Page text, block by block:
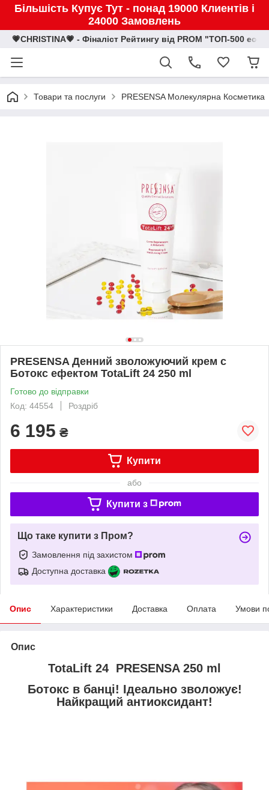
Більшість Купує Тут - понад 19000 Клиентів і
24000 Замовлень
💗CHRISTINA💗 - Фіналіст Рейтингу від PROM "ТОП-500
Товари та послуги PRESENSA Молекулярна Косметика
PRESENSA Денний зволожуючий крем с
Ботокс ефектом TotaLift 24 250 ml
Готово до відправки
Код: 44554
Роздріб
6 195 ₴
Купити
або
Купити з
Що таке купити з Пром?
Замовлення під захистом
Доступна доставка
Опис Характеристики Доставка Оплата Умови
Опис
TotaLift 24 PRESENSA 250 ml
Ботокс в банці! Ідеально зволожує!
Найкращий антиоксидант!